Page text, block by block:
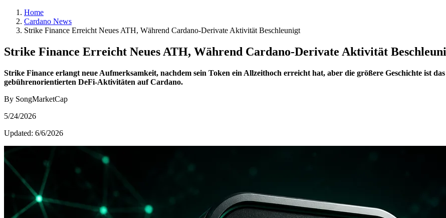
Home
Cardano News
Strike Finance Erreicht Neues ATH, Während Cardano-Derivate Aktivität Beschleunigt
Strike Finance Erreicht Neues ATH, Während Cardano-Derivate Aktivität
Strike Finance erlangt neue Aufmerksamkeit, nachdem sein Token ein Allzeithoch erreicht hat, aber die größere Geschichte ist
gebührenorientierten DeFi-Aktivitäten auf Cardano.
By SongMarketCap
5/24/2026
Updated: 6/6/2026